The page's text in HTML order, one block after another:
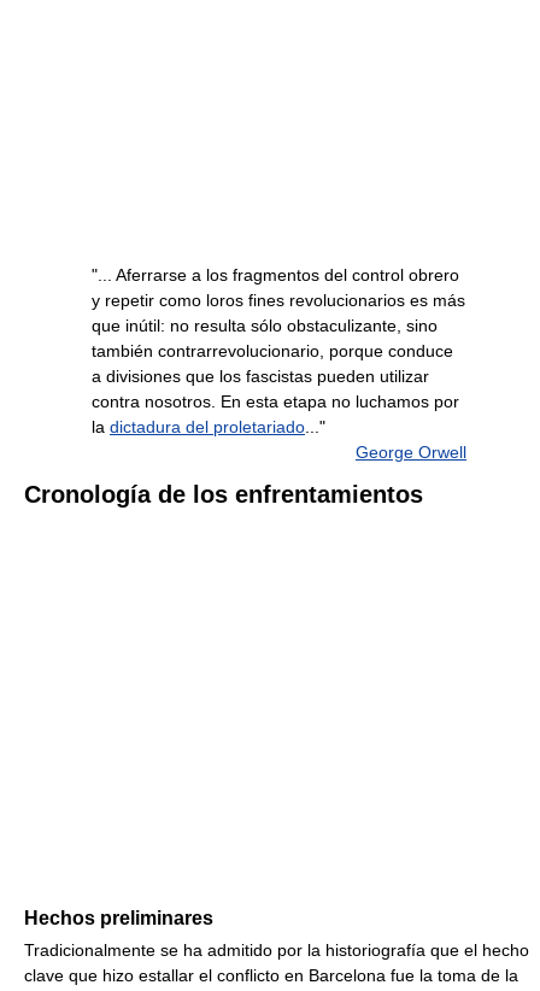
"... Aferrarse a los fragmentos del control obrero
y repetir como loros fines revolucionarios es más
que inútil: no resulta sólo obstaculizante, sino
también contrarrevolucionario, porque conduce
a divisiones que los fascistas pueden utilizar
contra nosotros. En esta etapa no luchamos por
la dictadura del proletariado ..."
George Orwell
Cronología de los enfrentamientos
Hechos preliminares
Tradicionalmente se ha admitido por la historiografía que el hecho
clave que hizo estallar el conflicto en Barcelona fue la toma de la